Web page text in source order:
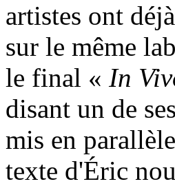
artistes ont
sur le même
le final « In
disant un de
mis en
texte d'Éric